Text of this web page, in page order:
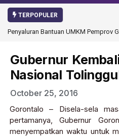
TERPOPULER
Penyaluran Bantuan UMKM Pemprov
Gubernur
Nasional
October 25, 2016
Gorontalo – Disela-sela
pertamanya, Gubernur
menyempatkan waktu untuk